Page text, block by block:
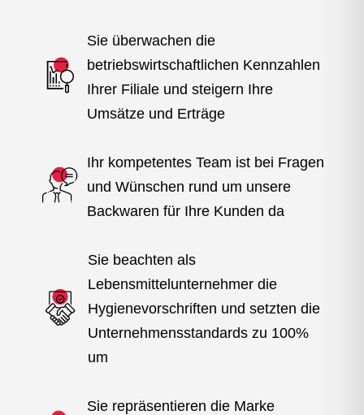
Sie überwachen die
betriebswirtschaftlichen Kennzahlen
Ihrer Filiale und steigern Ihre
Umsätze und Erträge
Ihr kompetentes Team ist bei Fragen
und Wünschen rund um unsere
Backwaren für Ihre Kunden da
Sie beachten als
Lebensmittelunternehmer die
Hygienevorschriften und setzten die
Unternehmensstandards zu 100%
um
Sie repräsentieren die Marke